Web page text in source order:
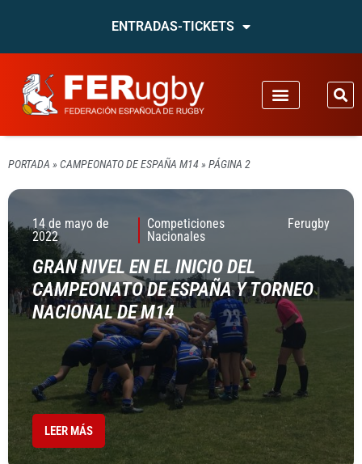
ENTRADAS-TICKETS
PORTADA » CAMPEONATO DE ESPAÑA M14» PÁGINA 2
14 de mayo de
2022
Competiciones
Nacionales
Ferugby
GRAN NIVEL EN EL INICIO DEL
CAMPEONATO DE ESPAÑA Y TORNEO
NACIONAL DE M14
LEER MÁS